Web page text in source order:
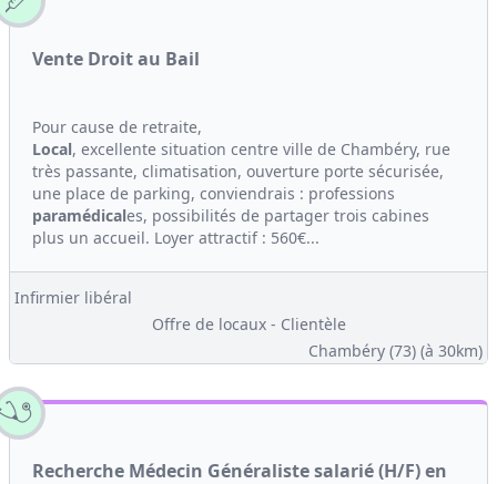
Vente Droit au Bail
Pour cause de retraite,
Local, excellente situation centre ville de Chambéry, rue
très passante, climatisation, ouverture porte sécurisée,
une place de parking, conviendrais : professions
paramédicales, possibilités de partager trois cabines
plus un accueil. Loyer attractif : 560€...
Infirmier libéral
Offre de locaux - Clientèle
Chambéry (73) (à 30km)
Recherche Médecin Généraliste salarié (H/F) en